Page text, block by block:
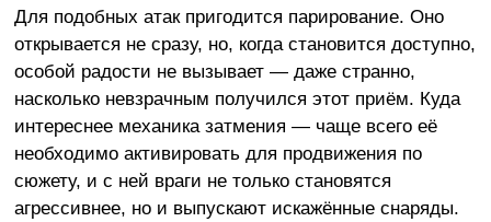
Для подобных атак пригодится парирование. Оно
открывается не сразу, но, когда становится доступно,
особой радости не вызывает — даже странно,
насколько невзрачным получился этот приём. Куда
интереснее механика затмения — чаще всего её
необходимо активировать для продвижения по
сюжету, и с ней враги не только становятся
агрессивнее, но и выпускают искажённые снаряды.